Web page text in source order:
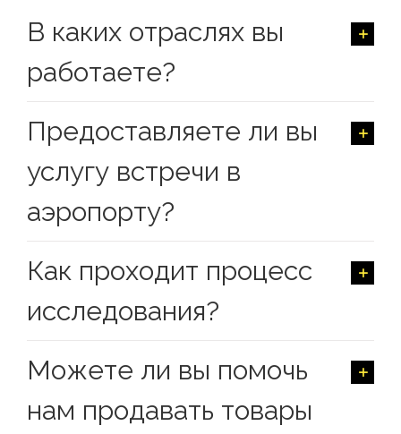
Русский
العربية
Français
Español
В каких отраслях вы
работаете?
Предоставляете ли вы
услугу встречи в
аэропорту?
Как проходит процесс
исследования?
Можете ли вы помочь
нам продавать товары